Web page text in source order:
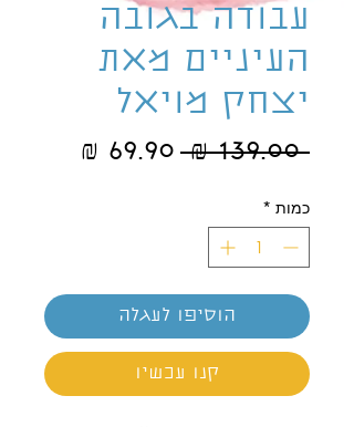
עבודה בגובה
העיניים מאת
יצחק מויאל
‏139.00 ‏₪
מחיר
כמות *
הוסיפו לעגלה
קנו עכשיו